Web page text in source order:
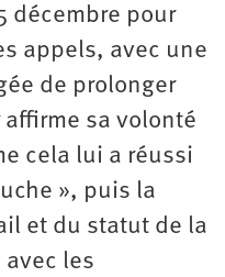
décembre pour
appels, avec une
de prolonger
sa volonté
cela lui a réussi
», puis la
et du statut de la
avec les